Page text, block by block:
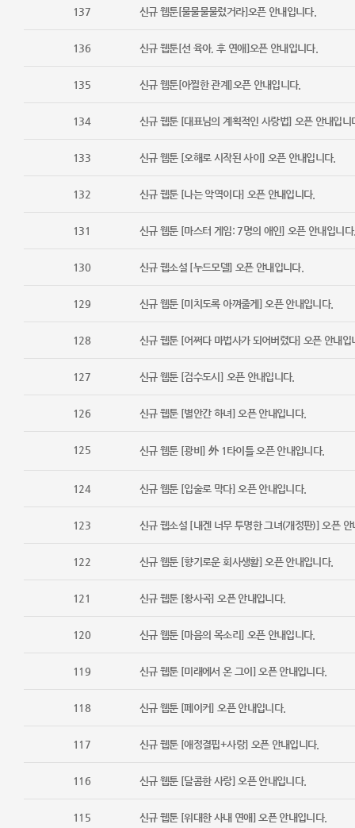
137 신규 웹툰[물물물물렀거라]오픈 안내입니다.
136 신규 웹툰[선 육아, 후 연애]오픈 안내입니다.
135 신규 웹툰[아찔한 관계]오픈 안내입니다.
134 신규 웹툰 [대표님의 계획적인 사랑법] 오픈 안내입니
133 신규 웹툰 [오해로 시작된 사이] 오픈 안내입니다.
132 신규 웹툰 [나는 악역이다] 오픈 안내입니다.
131 신규 웹툰 [마스터 게임: 7명의 애인] 오픈 안내입니
130 신규 웹소설 [누드모델] 오픈 안내입니다.
129 신규 웹툰 [미치도록 아껴줄게] 오픈 안내입니다.
128 신규 웹툰 [어쩌다 마법사가 되어버렸다] 오픈 안내입
127 신규 웹툰 [검수도시] 오픈 안내입니다.
126 신규 웹툰 [별안간 하녀] 오픈 안내입니다.
125 신규 웹툰 [광비] 外 1타이틀 오픈 안내입니다.
124 신규 웹툰 [입술로 막다] 오픈 안내입니다.
123 신규 웹소설 [내겐 너무 투명한 그녀(개정판)] 오픈 안
122 신규 웹툰 [향기로운 회사생활] 오픈 안내입니다.
121 신규 웹툰 [황사곡] 오픈 안내입니다.
120 신규 웹툰 [마음의 목소리] 오픈 안내입니다.
119 신규 웹툰 [미래에서 온 그이] 오픈 안내입니다.
118 신규 웹툰 [페이커] 오픈 안내입니다.
117 신규 웹툰 [애정결핍+사랑] 오픈 안내입니다.
116 신규 웹툰 [달콤한 사랑] 오픈 안내입니다.
115 신규 웹툰 [위대한 사내 연애] 오픈 안내입니다.